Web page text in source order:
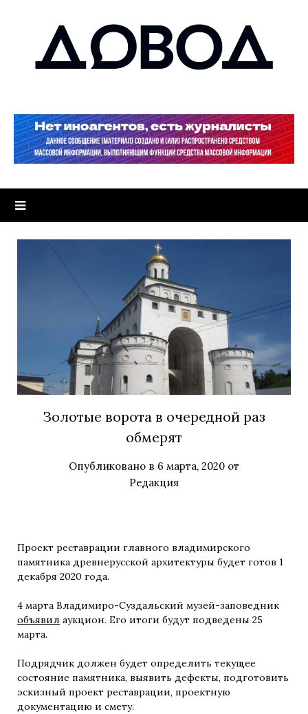
Золотые ворота в очередной раз
обмерят
Опубликовано в 6 марта, 2020 от
Редакция
Проект реставрации главного владимирского
памятника древнерусской архитектуры будет готов 1
декабря 2020 года.
4 марта Владимиро-Суздальский музей-заповедник
объявил аукцион. Его итоги будут подведены 25
марта.
Подрядчик должен будет определить текущее
состояние памятника, выявить дефекты, подготовить
эскизный проект реставрации, проектную
документацию и смету.